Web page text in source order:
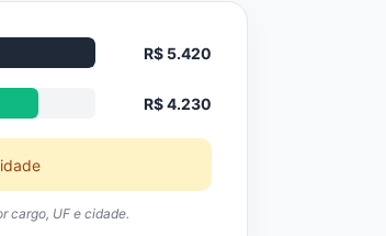
R$ 5.420
R$ 4.230
cargo, UF e cidade.